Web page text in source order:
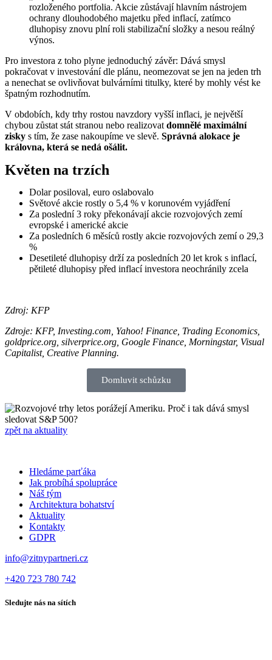
rozloženého portfolia. Akcie zůstávají hlavním nástrojem
ochrany dlouhodobého majetku před inflací, zatímco
dluhopisy znovu plní roli stabilizační složky a nesou reálný
výnos.
Pro investora z toho plyne jednoduchý závěr: Dává smysl
pokračovat v investování dle plánu, neomezovat se jen na jeden trh
a nenechat se ovlivňovat bulvárními titulky, které by mohly vést ke
špatným rozhodnutím.
V obdobích, kdy trhy rostou navzdory vyšší inflaci, je největší
chybou zůstat stát stranou nebo realizovat domnělé maximální
zisky s tím, že zase nakoupíme ve slevě. Správná alokace je
královna, která se nedá ošálit.
Květen na trzích
Dolar posiloval, euro oslabovalo
Světové akcie rostly o 5,4 % v korunovém vyjádření
Za poslední 3 roky překonávají akcie rozvojových zemí
evropské i americké akcie
Za posledních 6 měsíců rostly akcie rozvojových zemí o 29,3
%
Desetileté dluhopisy drží za posledních 20 let krok s inflací,
pětileté dluhopisy před inflací investora neochránily zcela
Zdroj: KFP
Zdroje: KFP, Investing.com, Yahoo! Finance, Trading Economics,
goldprice.org, silverprice.org, Google Finance, Morningstar, Visual
Capitalist, Creative Planning.
Domluvit schůzku
zpět na aktuality
Hledáme parťáka
Jak probíhá spolupráce
Náš tým
Architektura bohatství
Aktuality
Kontakty
GDPR
info@zitnypartneri.cz
+420 723 780 742
Sledujte nás na sítích